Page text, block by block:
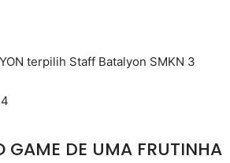
terpilih Staff Batalyon SMKN 3
GAME DE UMA FRUTINHA